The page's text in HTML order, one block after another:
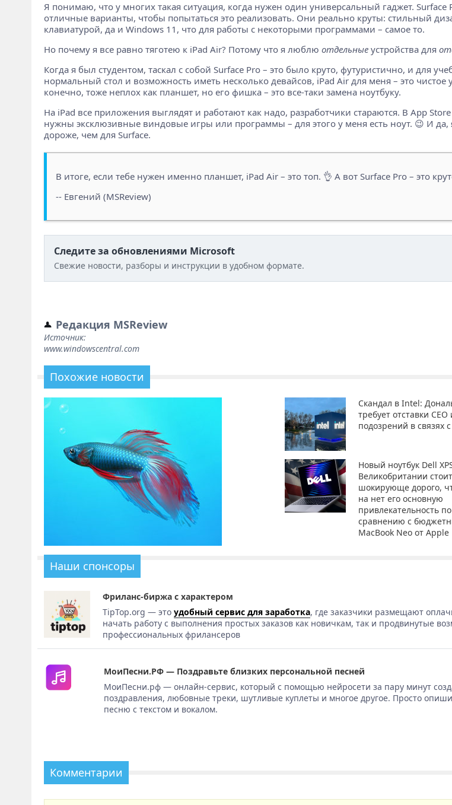
Я понимаю, что у многих такая ситуация, когда нужен один универсальный гаджет.
отличные варианты, чтобы попытаться это реализовать. Они реально круты: стильный
клавиатурой, да и Windows 11, что для работы с некоторыми программами – самое то.
Но почему я все равно тяготею к iPad Air? Потому что я люблю отдельныеустройства для
Когда я был студентом, таскал с собой Surface Pro – это было круто, футуристично, и для
нормальный стол и возможность иметь несколько девайсов, iPad Air для меня – это
конечно, тоже неплох как планшет, но его фишка – это все-таки замена ноутбуку.
На iPad все приложения выглядят и работают как надо, разработчики стараются. В App
нужны эксклюзивные виндовые игры или программы – для этого у меня есть ноут. 😉 И да,
дороже, чем для Surface.
В итоге, если тебе нужен именно планшет, iPad Air – это топ. 👌 А вот Surface Pro – это
-- Евгений (MSReview)
Следите за обновлениями Microsoft
Свежие новости, разборы и инструкции в удобном формате.
Редакция MSReview
Источник:
www.windowscentral.com
Похожие новости
Скандал в Intel:
требует отставки CEO
подозрений в связях
Новый ноутбук Dell
Великобритании стоит
шокирующе дорого,
на нет его основную
привлекательность по
сравнению с
MacBook Neo от Apple
Наши спонсоры
Фриланс-биржа с характером
TipTop.org — этоудобный сервис для заработка, где заказчики размещают
начать работу с выполнения простых заказов как новичкам, так и продвинутые
профессиональных фрилансеров
МоиПесни.РФ — Поздравьте близких персональной песней
МоиПесни.рф — онлайн-сервис, который с помощью нейросети за пару минут
поздравления, любовные треки, шутливые куплеты и многое другое. Просто
песню с текстом и вокалом.
Комментарии